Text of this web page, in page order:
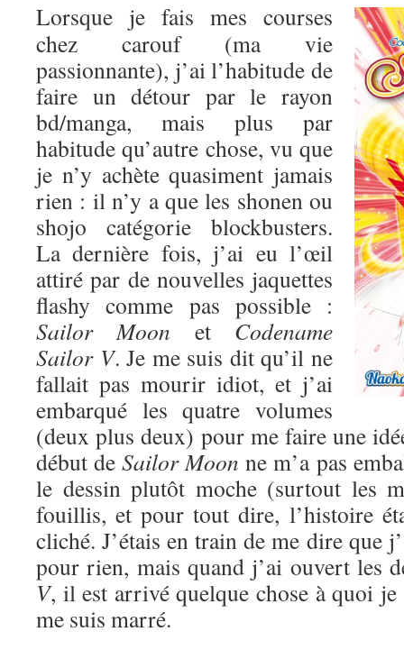
Lorsque je fais mes courses
chez carouf (ma vie
passionnante), j’ai l’habitude de
faire un détour par le rayon
bd/manga, mais plus par
habitude qu’autre chose, vu que
je n’y achète quasiment jamais
rien : il n’y a que les shonen ou
shojo catégorie blockbusters.
La dernière fois, j’ai eu l’œil
attiré par de nouvelles jaquettes
flashy comme pas possible :
Sailor Moon et Codename
Sailor V. Je me suis dit qu’il ne
fallait pas mourir idiot, et j’ai
embarqué les quatre volumes
(deux plus deux) pour me faire une
début deSailor Moon ne m’a pas
le dessin plutôt moche (surtout les
fouillis, et pour tout dire, l’histoire
cliché. J’étais en train de me dire que
pour rien, mais quand j’ai ouvert les
V, il est arrivé quelque chose à quoi je
me suis marré.